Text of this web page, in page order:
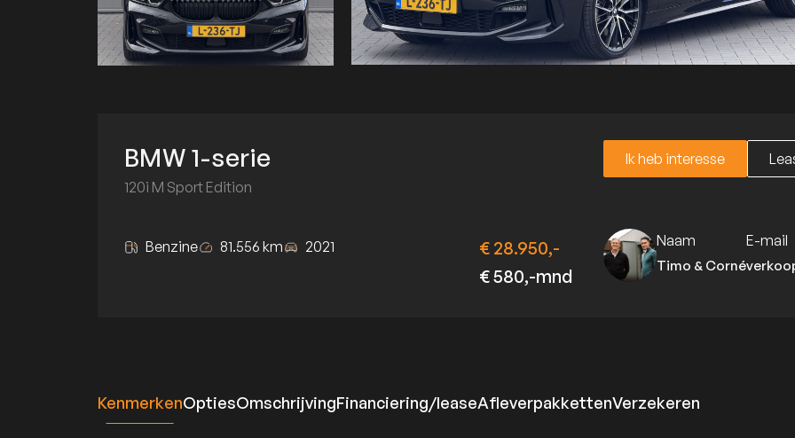
BMW 1-serie
120i M Sport Edition
Benzine 81.556 km 2021
€ 28.950,-
€ 580,-mnd
Ik heb interesse
Ik heb interesse
Naam
Timo & Corné
E-mail
KenmerkenOptiesOmschrijvingFinanciering/leaseAfleverpakkettenVerzekeren